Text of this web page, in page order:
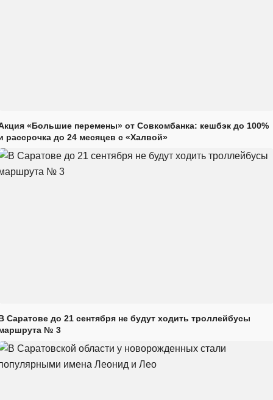
«Большие перемены» от Совкомбанка: кешбэк до 100%
рассрочка до 24 месяцев с «Халвой»
Саратове до 21 сентября не будут ходить троллейбусы
№ 3